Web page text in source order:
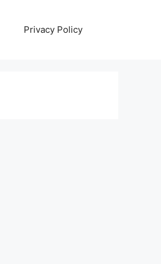
Privacy Policy